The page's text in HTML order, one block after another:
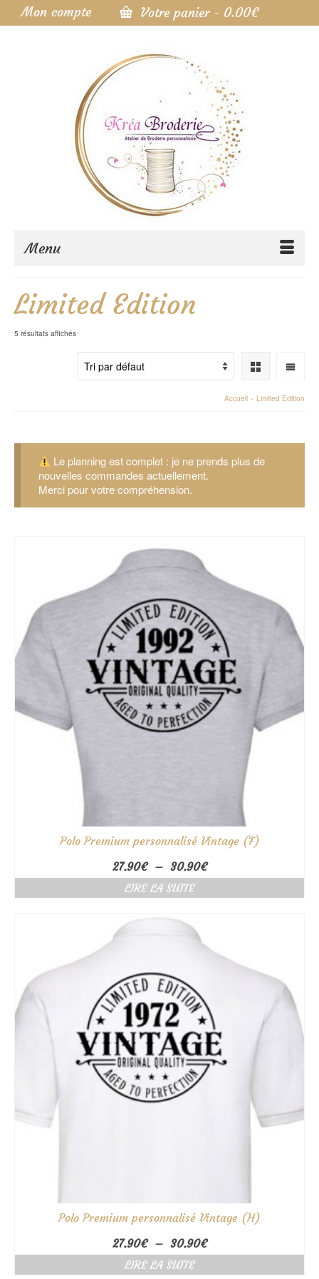
Mon compte Votre panier - 0.00€
Menu
Limited Edition
5 résultats affichés
Accueil » Limited Edition
Le planning est complet : je ne prends plus de
nouvelles commandes actuellement.
Merci pour votre compréhension.
Polo Premium personnalisé Vintage (F)
27.90€ – 30.90€Plage
de
LIRE LA SUITE
Polo Premium personnalisé Vintage (H)
27.90€ – 30.90€Plage
de
LIRE LA SUITE